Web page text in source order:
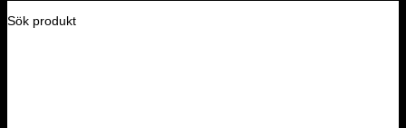
Sök produkt